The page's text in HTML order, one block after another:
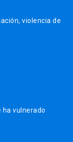
violencia de
ha vulnerado